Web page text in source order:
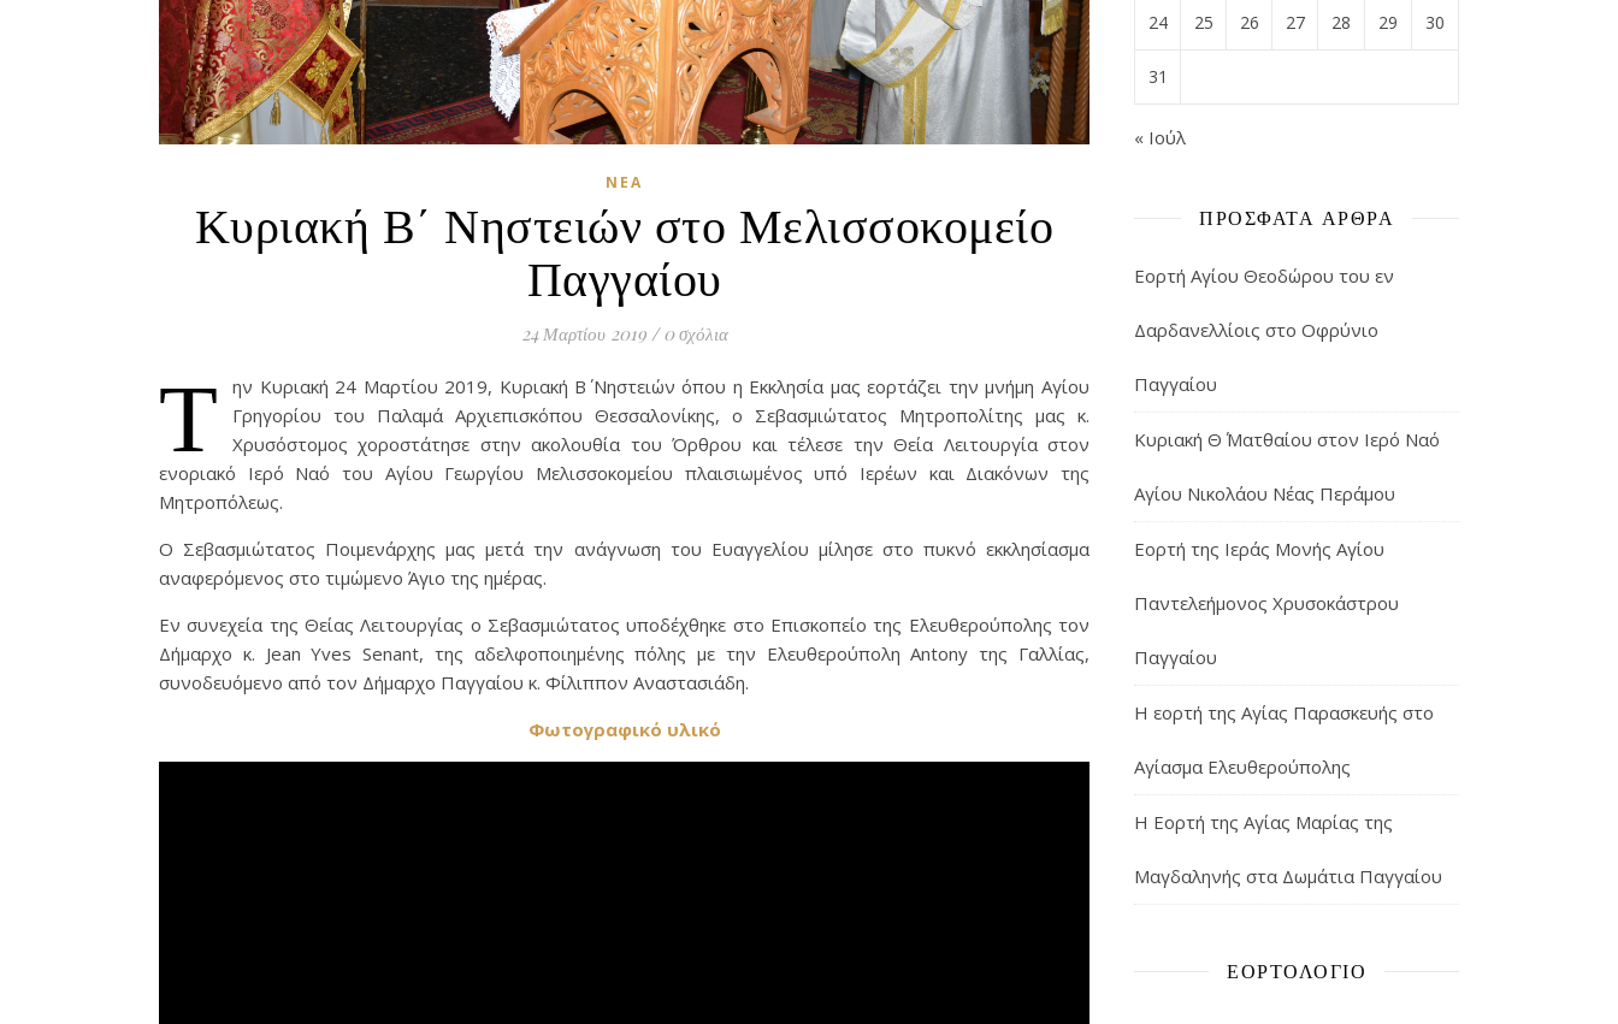
ΝΈΑ
Κυριακή Β΄ Νηστειών στο Μελισσοκομείο
Παγγαίου
24 Μαρτίου 2019 / 0 σχόλια
Τ
ην Κυριακή 24 Μαρτίου 2019, Κυριακή Β΄ Νηστειών όπου η Εκκλησία μας εορτάζει την μνήμη Αγίου
Γρηγορίου του Παλαμά Αρχιεπισκόπου Θεσσαλονίκης, ο Σεβασμιώτατος Μητροπολίτης μας κ.
Χρυσόστομος χοροστάτησε στην ακολουθία του Όρθρου και τέλεσε την Θεία Λειτουργία στον
ενοριακό Ιερό Ναό του Αγίου Γεωργίου Μελισσοκομείου πλαισιωμένος υπό Ιερέων και Διακόνων της
Μητροπόλεως.
Ο Σεβασμιώτατος Ποιμενάρχης μας μετά την ανάγνωση του Ευαγγελίου μίλησε στο πυκνό εκκλησίασμα
αναφερόμενος στο τιμώμενο Άγιο της ημέρας.
Εν συνεχεία της Θείας Λειτουργίας ο Σεβασμιώτατος υποδέχθηκε στο Επισκοπείο της Ελευθερούπολης τον
Δήμαρχο κ. Jean Yves Senant, της αδελφοποιημένης πόλης με την Ελευθερούπολη Antony της Γαλλίας,
συνοδευόμενο από τον Δήμαρχο Παγγαίου κ. Φίλιππον Αναστασιάδη.
Φωτογραφικό υλικό
24 25 26 27 28 29 30
31
« Ιούλ
ΠΡΌΣΦΑΤΑ ΆΡΘΡΑ
Εορτή Αγίου Θεοδώρου του εν
Δαρδανελλίοις στο Οφρύνιο
Παγγαίου
Κυριακή Θ΄ Ματθαίου στον Ιερό Ναό
Αγίου Νικολάου Νέας Περάμου
Εορτή της Ιεράς Μονής Αγίου
Παντελεήμονος Χρυσοκάστρου
Παγγαίου
Η εορτή της Αγίας Παρασκευής στο
Αγίασμα Ελευθερούπολης
H Εορτή της Αγίας Μαρίας της
Μαγδαληνής στα Δωμάτια Παγγαίου
ΕΟΡΤΟΛΌΓΙΟ